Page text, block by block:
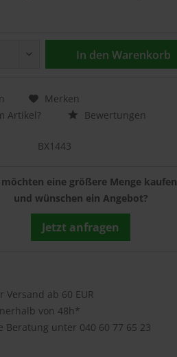
In den Warenkorb
Merken
Artikel?
Bewertungen
BX1443
möchten eine größere Menge kaufen
und wünschen ein Angebot?
Jetzt anfragen
Versand ab 60 EUR
von 48h*
Beratung unter 040 60 77 65 23